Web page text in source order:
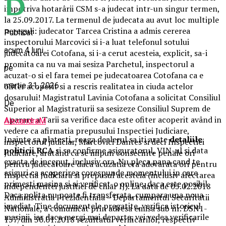
impotriva hotarârii CSM s-a judecat intr-un singur termen,
la 25.09.2017. La termenul de judecata au avut loc multiple
nereguli: judecator Tarcea Cristina a admis cererea
inspectorului Marcovici si i-a luat telefonul sotului
judecatoarei Cotofana, si i-a cerut acesteia, explicit, sa-i
promita ca nu va mai sesiza Parchetul, inspectorul a
acuzat-o si el fara temei pe judecatoarea Cotofana ca e
ofiter acoperit si a rescris realitatea in ciuda actelor
dosarului! Magistratul Lavinia Cotofana a solicitat Consiliul
Superior al Magistraturii sa sesizeze Consiliul Suprem de
Aparare a Tarii sa verifice daca este ofiter acoperit având in
vedere ca afirmatia prepusului Inspectiei Judiciare,
inspectorul judiciar, Marcovici Dantes si deci Inspectiei
Judiciare, aratând ca se impun consecinte penale ori
pentru judecatoare daca acuzatia era adevarata ori pentru
Inspectia Judiciara si prepusul acesteia (inclusiv afectarea
independentei justitiei de chiar IJ). La data de 05.02.2018
Administratia Prezidentiala – Departamentul Securitatii
Nationale, a comunicat prin adresa emisa sub nr. DSN1-
157/din 30.01.2018 rezultatul verificarilor, respectiv
Publicat
acum 4 luni
pe
martie 31, 2026
De
AlexandraM
Inainte sa platesti, roaga dealerul sa iti aratedetaliile
politicii RCAsi sa confirme asiguratorul, VIN-ul si data
exacta de inceput, inclusiv ora. Nu pleca pana cand te
asiguri ca acoperirea corespunde momentului in care
primesti masina si ai verificat-o online, daca este posibil.
Daca polita nu poate fi transferata, cumpara una noua
imediat. Tine documentele pregatite, verifica istoricul
masinii, iar daca mergi mai departe, vei vedea verificarile